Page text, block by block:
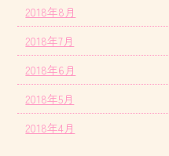
2018年8月
2018年7月
2018年6月
2018年5月
2018年4月